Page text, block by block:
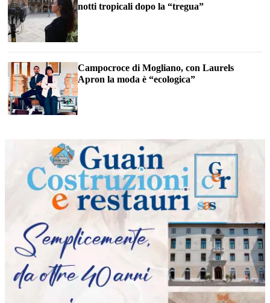
notti tropicali dopo la “tregua”
Campocroce di Mogliano, con Laurels
Apron la moda è “ecologica”